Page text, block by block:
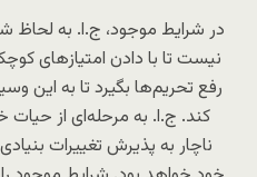
در شرایط موجود، ج.ا. به لحاظ
نیست تا با دادن امتیازهای
رفع تحریم‌ها بگیرد تا به این
کند. ج.ا. به مرحله‌ای از
ناچار به پذیرش تغییرات